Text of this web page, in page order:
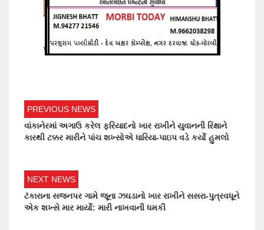
PREVIOUS NEWS
વાંકાનેરમાં અગાઉ કરેલ ફરિયાદનો ખાર રાખીને યુવાનની રિક્ષાને
કારથી ટક્કર મારીને પાંચ શખ્સોએ ધારિયા-પાઇપ વડે કર્યો હુમલો
NEXT NEWS
ટંકારાના સજનપર ગામે જૂના ઝઘડાનો ખાર રાખીને સસરા-પુત્રવધૂને
એક શખ્સે માર માર્યો: મારી નાખવાની ધમકી